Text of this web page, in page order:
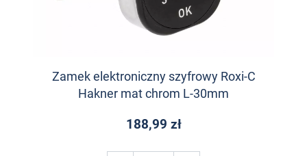
Zamek elektroniczny szyfrowy Roxi-C
Hakner mat chrom L-30mm
188,99 zł